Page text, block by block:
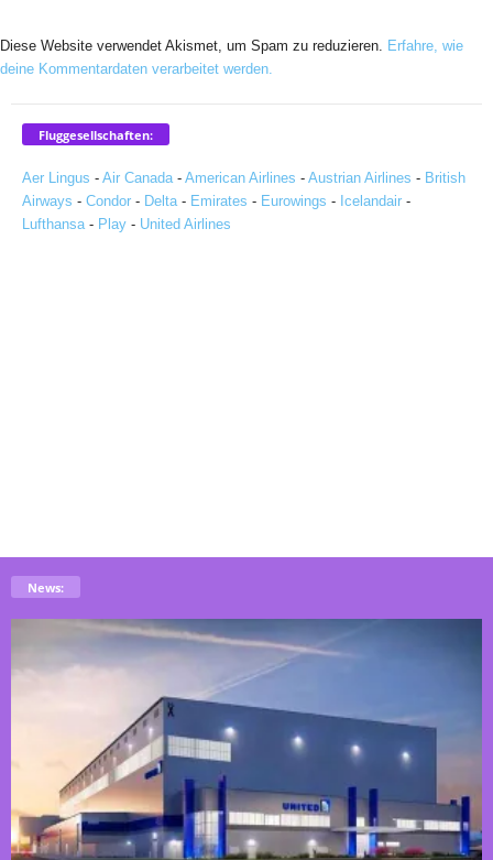
Diese Website verwendet Akismet, um Spam zu reduzieren. Erfahre, wie
deine Kommentardaten verarbeitet werden.
Fluggesellschaften:
Aer Lingus - Air Canada- American Airlines - Austrian Airlines - British
Airways - Condor - Delta- Emirates - Eurowings - Icelandair -
Lufthansa- Play - United Airlines
News: